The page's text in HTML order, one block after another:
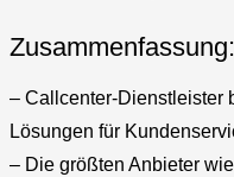
– Callcenter-Dienstleister
Lösungen für
– Die größten Anbieter